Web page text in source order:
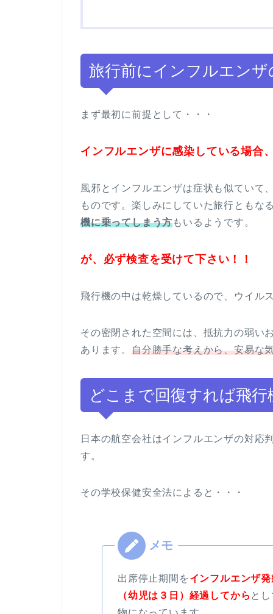
旅行前にインフルエン
まず最初に前提として・・・
インフルエンザに感染している場合
風邪とインフルエンザは症状も似ていて
ものです。楽しみにしていた旅行ともな
機に乗ってしまう方もいるようです。
が、必ず検査を受けて下さい！！
飛行機の中は乾燥しているので、ウイル
その密閉された空間には、抵抗力の弱い
あります。 自分勝手な考えから、安易な
どこまで回復すれば飛
日本の航空会社はインフルエンザの対応
す。
その学校保健安全法によると・・・
出席停止期間を インフルエンザ
（幼児は３日）経過してから と